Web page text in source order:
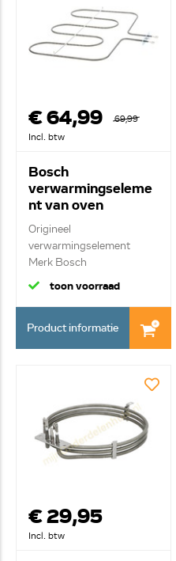
€ 64,99
69,99
Incl. btw
Bosch
verwarmingseleme
nt van oven
00362786
Origineel
verwarmingselement
Merk Bosch
1300W onder elemen...
toon voorraad
Product informatie
€ 29,95
Incl. btw